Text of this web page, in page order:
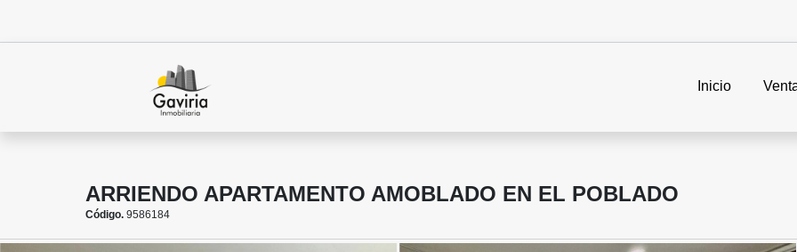
Inicio
ARRIENDO APARTAMENTO AMOBLADO EN EL POBLADO
Código. 9586184